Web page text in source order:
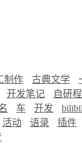
制作 古典文学
开发笔记
自研
车 开发
活动 语录
插件